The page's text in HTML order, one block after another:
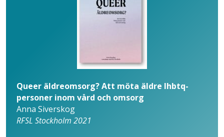
Queer äldreomsorg? Att möta äldre lhbtq-
personer inom vård och omsorg
Anna Siverskog
RFSL Stockholm 2021